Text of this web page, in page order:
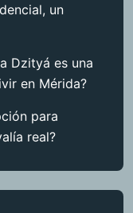
un
Dzityá es una
en Mérida?
para
real?